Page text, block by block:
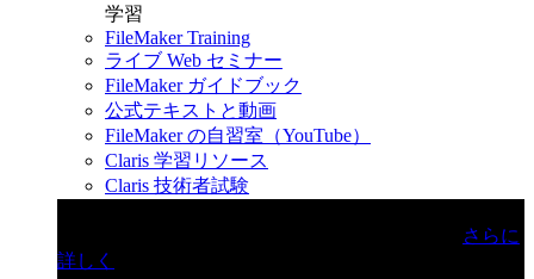
学習
FileMaker Training
ライブ Web セミナー
FileMaker ガイドブック
公式テキストと動画
FileMaker の自習室（YouTube）
Claris 学習リソース
Claris 技術者試験
さらに
詳しく